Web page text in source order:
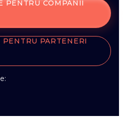
PENTRU COMPANII
PARTENERI